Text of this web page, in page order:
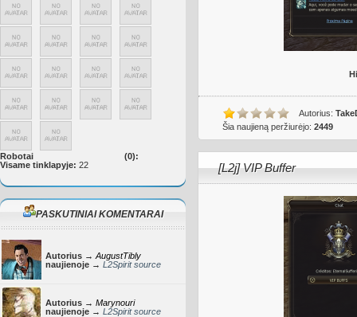
Robotai
(0):
Visame tinklapyje: 22
PASKUTINIAI KOMENTARAI
Autorius → AugustTibly
naujienoje → L2Spirit source
Autorius → Marynouri
naujienoje → L2Spirit source
Autorius:
Šia naujieną peržiurėjo: 2449
[L2j] VIP Buffer